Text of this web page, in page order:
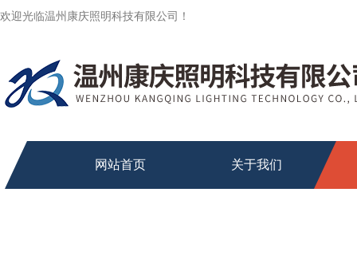
欢迎光临温州康庆照明科技有限公司！
网站首页 关于我们